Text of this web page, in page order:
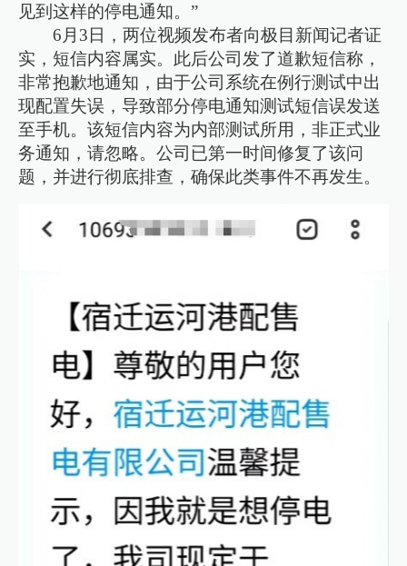
见到这样的停电通知。”
6月3日，两位视频发布者向极目新闻记者证
实，短信内容属实。此后公司发了道歉短信称，
非常抱歉地通知，由于公司系统在例行测试中出
现配置失误，导致部分停电通知测试短信误发送
至手机。该短信内容为内部测试所用，非正式业
务通知，请忽略。公司已第一时间修复了该问
题，并进行彻底排查，确保此类事件不再发生。